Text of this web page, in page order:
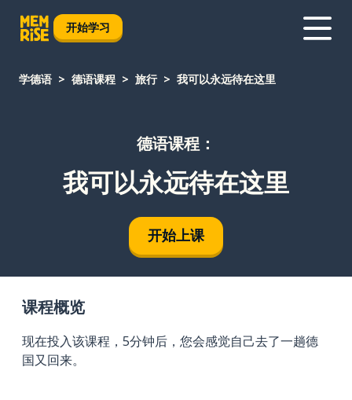
开始学习
学德语 德语课程 旅行 我可以永远待在这里
德语课程：
我可以永远待在这里
开始上课
课程概览
现在投入该课程，5分钟后，您会感觉自己去了一趟德
国又回来。